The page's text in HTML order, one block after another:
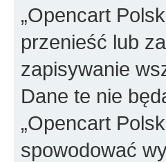
„Opencart
przenieść lub
zapisywanie
Dane te nie
„Opencart
spowodować